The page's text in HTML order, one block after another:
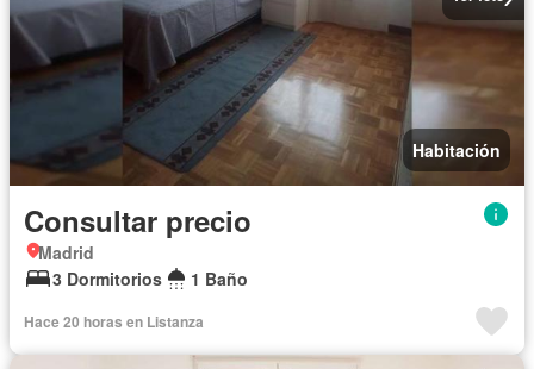
Habitación
Consultar precio
Madrid
3 Dormitorios
1 Baño
Hace 20 horas en Listanza